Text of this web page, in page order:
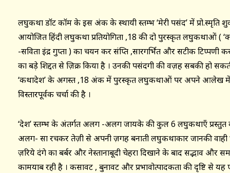
लघुकथा डॉट कॉम के इस अंक के स्थायी स्तम्भ ‘मेरी पसंद’ में प्रो.स्मृति
आयोजित हिंदी लघुकथा प्रतियोगिता ,18 की दो पुरस्कृत लघुकथाओं (
-सविता इंद्र गुप्ता ) का चयन कर संक्षिप्त ,सारगर्भित और सटीक
का बड़े शिद्दत से ज़िक्र किया है । उनकी पसंदगी की वज़ह सबकी हो
‘कथादेश’ के अगस्त ,18 अंक में पुरस्कृत लघुकथाओं पर अपने आलेख में
विस्तारपूर्वक चर्चा की है ।
‘देश’ स्तम्भ के अंतर्गत अलग -अलग जायके की कुल 6 लघुकथाएँ प्रस्तुत
अलग- सा रचकर तेज़ी से अपनी ज़गह बनाती लघुकथाकार जानकी वाही
ज़रिये दंगे का बर्बर और नेस्तानाबूदी चेहरा दिखाने के बाद सद्भाव और
कामयाब रही है । कसावट , बुनावट और प्रभावोत्पादकता की दृष्टि से यह